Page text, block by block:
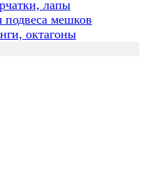
лапы
подвеса мешков
октагоны